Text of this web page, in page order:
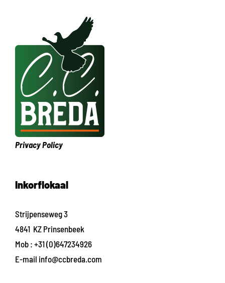
Privacy Policy
Inkorflokaal
Strijpenseweg 3
4841 KZ Prinsenbeek
Mob : +31 (0)647234926
E-mail info@ccbreda.com